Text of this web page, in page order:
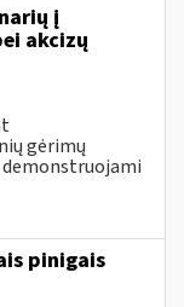
į
akcizų
gėrimų
demonstruojami
pinigais